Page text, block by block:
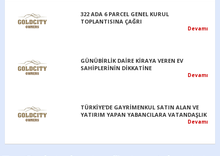
322 ADA 6 PARCEL GENEL KURUL
TOPLANTISINA ÇAĞRI
Devamı
GÜNÜBİRLİK DAİRE KİRAYA VEREN EV
SAHİPLERİNİN DİKKATİNE
Devamı
TÜRKİYE’DE GAYRİMENKUL SATIN ALAN VE
YATIRIM YAPAN YABANCILARA VATANDAŞLIK
Devamı